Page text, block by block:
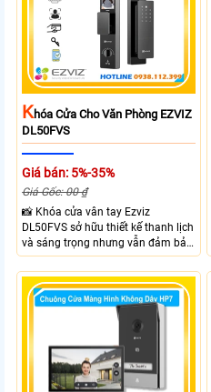
văn phòng hiện đại.
KHóa Cửa Cho Văn Phòng EZVIZ
DL50FVS
Giá bán: 5%-35%
Giá Gốc: 00 ₫
📸 Khóa cửa vân tay Ezviz
DL50FVS sở hữu thiết kế thanh lịch
và sáng trọng nhưng vẫn đảm bảo
sự chắc chắn với cùng nhiều
phương thức mở cửa tiện lợi như
vân tay, mật khẩu, thẻ từ và điều
khiển từ xa qua app. Ezviz
DL50FVS hỗ trợ quản lý người
dùng cảnh báo an ninh và kiểm tra
trạng thái khóa giúp kiểm soát ra
vào từ xa qua app EZVIZ